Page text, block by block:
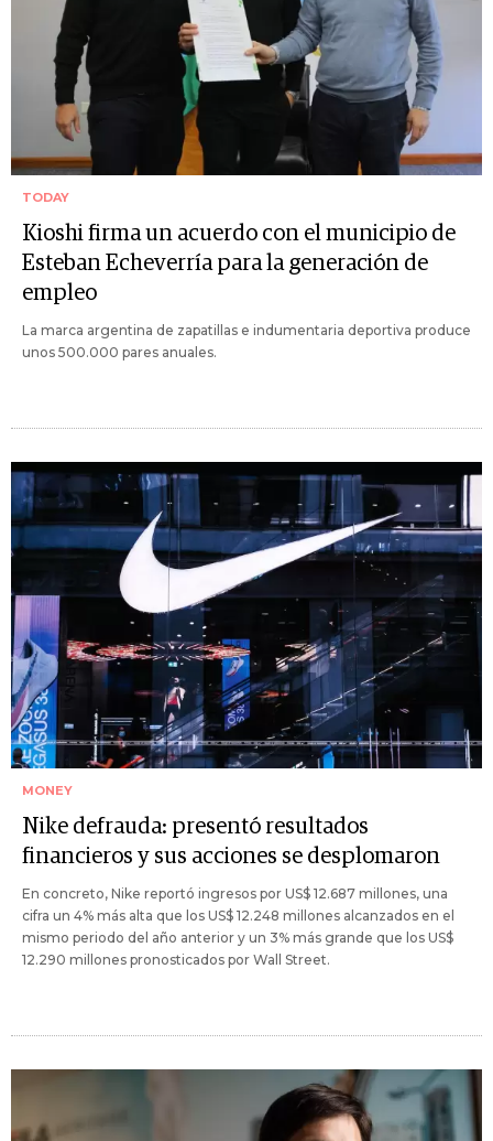
TODAY
Kioshi firma un acuerdo con el municipio de
Esteban Echeverría para la generación de
empleo
La marca argentina de zapatillas e indumentaria deportiva produce
unos 500.000 pares anuales.
MONEY
Nike defrauda: presentó resultados
financieros y sus acciones se desplomaron
En concreto, Nike reportó ingresos por US$ 12.687 millones, una
cifra un 4% más alta que los US$ 12.248 millones alcanzados en el
mismo periodo del año anterior y un 3% más grande que los US$
12.290 millones pronosticados por Wall Street.